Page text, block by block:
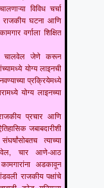
विविध चर्चा
राजकीय घटना आणि
वर्गाला शिक्षित
चालवेल जेणे करून
योग्य लाइनची
प्रक्रियेमध्ये
योग्य लाइनच्या
प्रचार आणि
जबाबदारीशी
त्याच्या
चार आणे-आठ
अडकावून
राजकीय पक्षांचे